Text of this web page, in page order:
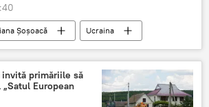
Șoșoacă
Ucraina
primăriile să
European